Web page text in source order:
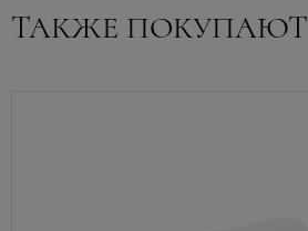
ТАКЖЕ ПОКУПАЮТ